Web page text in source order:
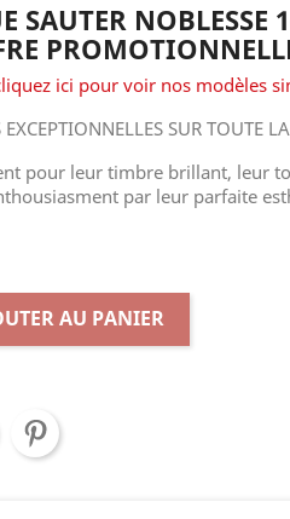
SAUTER NOBLESSE
ici pour voir nos modèles
EXCEPTIONNELLES SUR TOUTE
pour leur timbre brillant, leur
par leur parfaite
AU PANIER